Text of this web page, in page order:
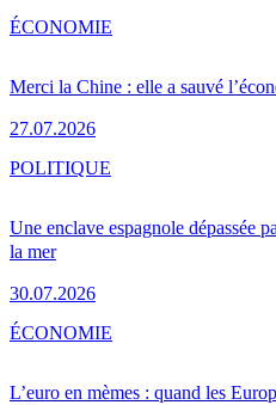
Merci la Chine : elle a sauvé
27.07.2026
ÉCONOMIE
Une enclave espagnole dépassée
la mer
30.07.2026
POLITIQUE
L’euro en mèmes : quand les
ÉCONOMIE